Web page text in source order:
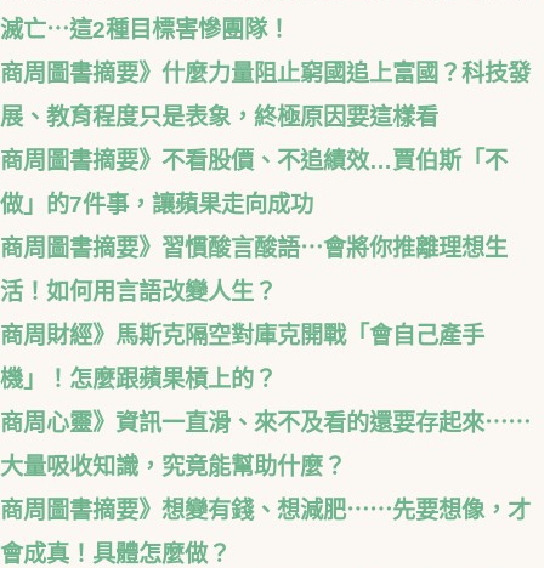
滅亡⋯這2種目標害慘團隊！
商周圖書摘要》什麼力量阻止窮國追上富國？科技發
展、教育程度只是表象，終極原因要這樣看
商周圖書摘要》不看股價、不追績效…賈伯斯「不
做」的7件事，讓蘋果走向成功
商周圖書摘要》習慣酸言酸語⋯會將你推離理想生
活！如何用言語改變人生？
商周財經》馬斯克隔空對庫克開戰「會自己產手
機」！怎麼跟蘋果槓上的？
商周心靈》資訊一直滑、來不及看的還要存起來⋯⋯
大量吸收知識，究竟能幫助什麼？
商周圖書摘要》想變有錢、想減肥⋯⋯先要想像，才
會成真！具體怎麼做？